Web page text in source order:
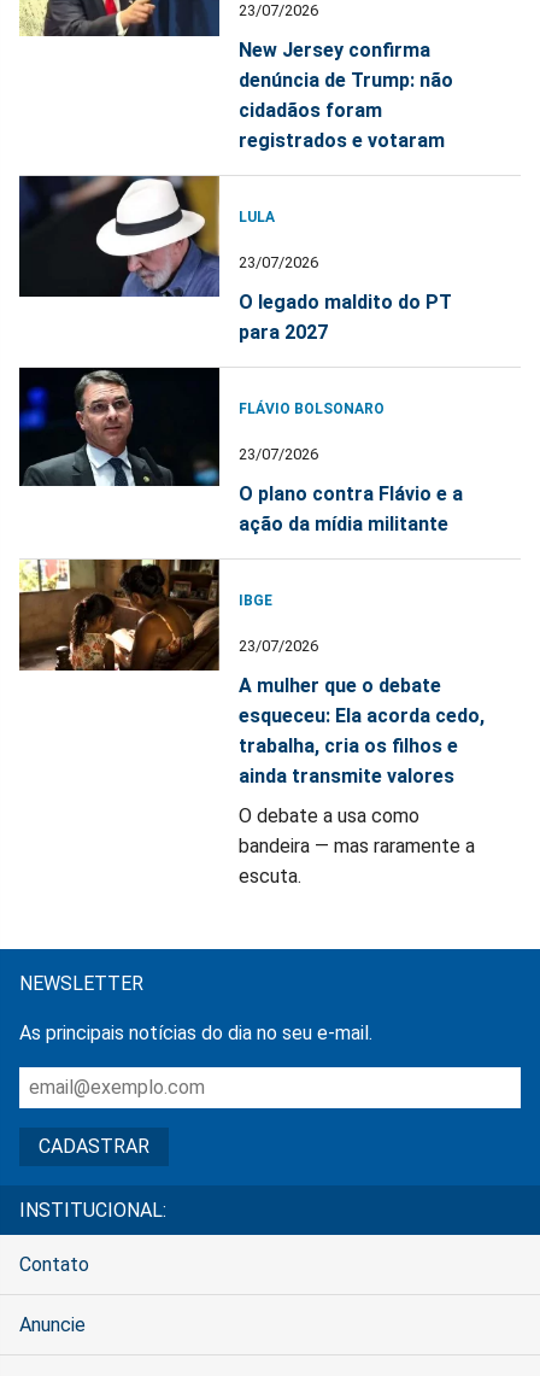
23/07/2026
New Jersey confirma
denúncia de Trump: não
cidadãos foram
registrados e votaram
LULA
23/07/2026
O legado maldito do PT
para 2027
FLÁVIO BOLSONARO
23/07/2026
O plano contra Flávio e a
ação da mídia militante
IBGE
23/07/2026
A mulher que o debate
esqueceu: Ela acorda cedo,
trabalha, cria os filhos e
ainda transmite valores
O debate a usa como
bandeira — mas raramente a
escuta.
NEWSLETTER
As principais notícias do dia no seu e-mail.
INSTITUCIONAL:
Contato
Anuncie